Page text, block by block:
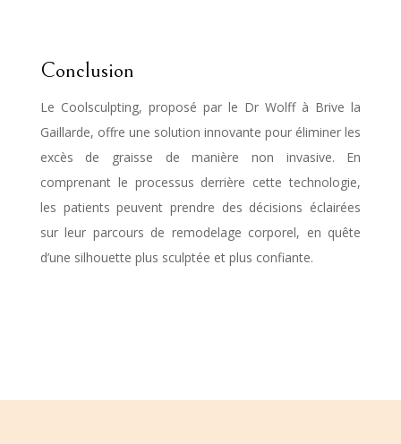
Conclusion
Le Coolsculpting, proposé par le Dr Wolff à Brive la
Gaillarde, offre une solution innovante pour éliminer les
excès de graisse de manière non invasive. En
comprenant le processus derrière cette technologie,
les patients peuvent prendre des décisions éclairées
sur leur parcours de remodelage corporel, en quête
d’une silhouette plus sculptée et plus confiante.